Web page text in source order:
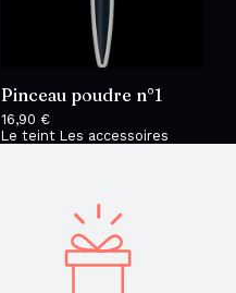
Pinceau poudre n°1
16,90 €
Le teint Les accessoires